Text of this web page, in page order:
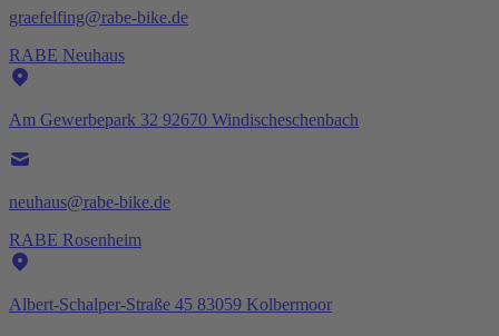
graefelfing@rabe-bike.de
RABE Neuhaus
Am Gewerbepark 32 92670 Windischeschenbach
neuhaus@rabe-bike.de
RABE Rosenheim
Albert-Schalper-Straße 45 83059 Kolbermoor